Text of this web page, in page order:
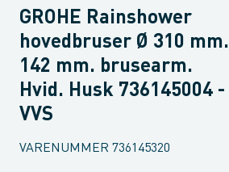
GROHE Rainshower
hovedbruser Ø 310 mm.
142 mm. brusearm.
Hvid. Husk 736145004 -
VVS
VARENUMMER 736145320